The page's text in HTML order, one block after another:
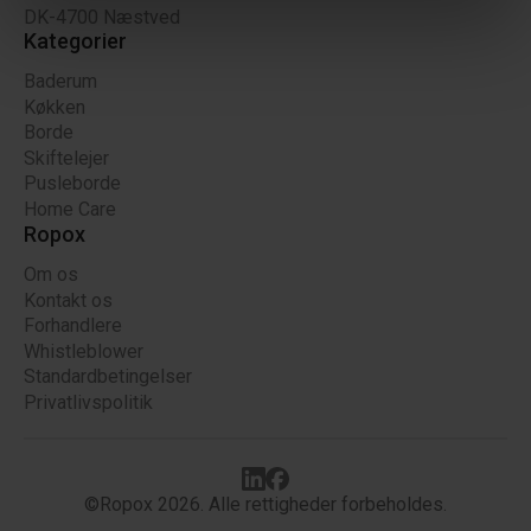
DK-4700 Næstved
Kategorier
Baderum
Køkken
Borde
Skiftelejer
Pusleborde
Home Care
Ropox
Om os
Kontakt os
Forhandlere
Whistleblower
Standardbetingelser
Privatlivspolitik
©Ropox 2026. Alle rettigheder forbeholdes.